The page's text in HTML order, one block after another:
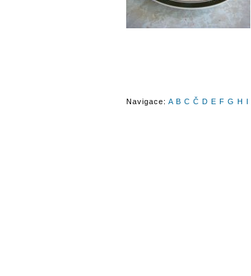
Navigace: A B C Č D E F G H I